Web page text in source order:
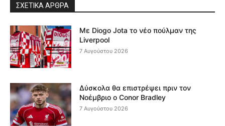
ΣΧΕΤΙΚΆ ΆΡΘΡΑ
Με Diogo Jota το νέο πούλμαν της
Liverpool
7 Αυγούστου 2026
Δύσκολα θα επιστρέψει πριν τον
Νοέμβριο ο Conor Bradley
7 Αυγούστου 2026